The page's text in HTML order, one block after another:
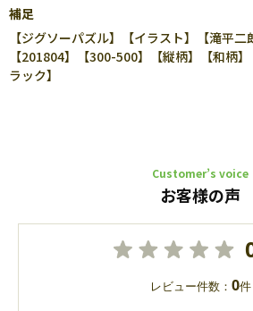
補足
【ジグソーパズル】【イラスト】【滝平二
【201804】【300-500】【縦柄】【和柄
ラック】
Customer’s voice
お客様の声
レビュー件数： 0件